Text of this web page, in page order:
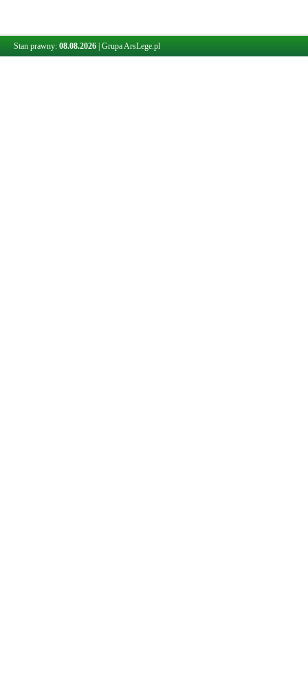
Stan prawny: 08.08.2026 Grupa ArsLege.pl